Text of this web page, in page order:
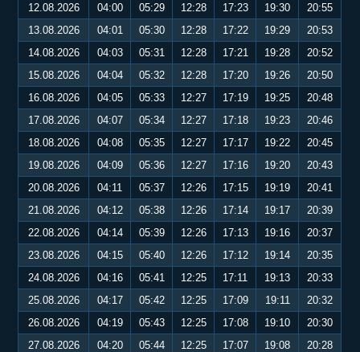
12.08.2026
04:00 05:29 12:28 17:23 19:30
20:55
13.08.2026
04:01 05:30 12:28 17:22 19:29
20:53
14.08.2026
04:03 05:31 12:28 17:21 19:28
20:52
15.08.2026
04:04 05:32 12:28 17:20 19:26
20:50
16.08.2026
04:05 05:33 12:27 17:19 19:25
20:48
17.08.2026
04:07 05:34 12:27 17:18 19:23
20:46
18.08.2026
04:08 05:35 12:27 17:17 19:22
20:45
19.08.2026
04:09 05:36 12:27 17:16 19:20
20:43
20.08.2026
04:11 05:37 12:26 17:15 19:19
20:41
21.08.2026
04:12 05:38 12:26 17:14 19:17
20:39
22.08.2026
04:14 05:39 12:26 17:13 19:16
20:37
23.08.2026
04:15 05:40 12:26 17:12 19:14
20:35
24.08.2026
04:16 05:41 12:25 17:11 19:13
20:33
25.08.2026
04:17 05:42 12:25 17:09 19:11
20:32
26.08.2026
04:19 05:43 12:25 17:08 19:10
20:30
27.08.2026
04:20 05:44 12:25 17:07 19:08
20:28